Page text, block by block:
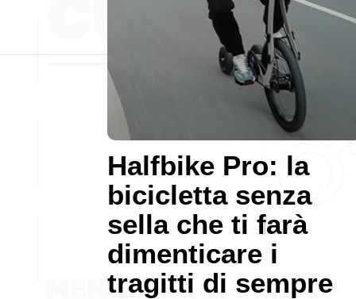
Halfbike Pro: la
bicicletta senza
sella che ti farà
dimenticare i
tragitti di sempre